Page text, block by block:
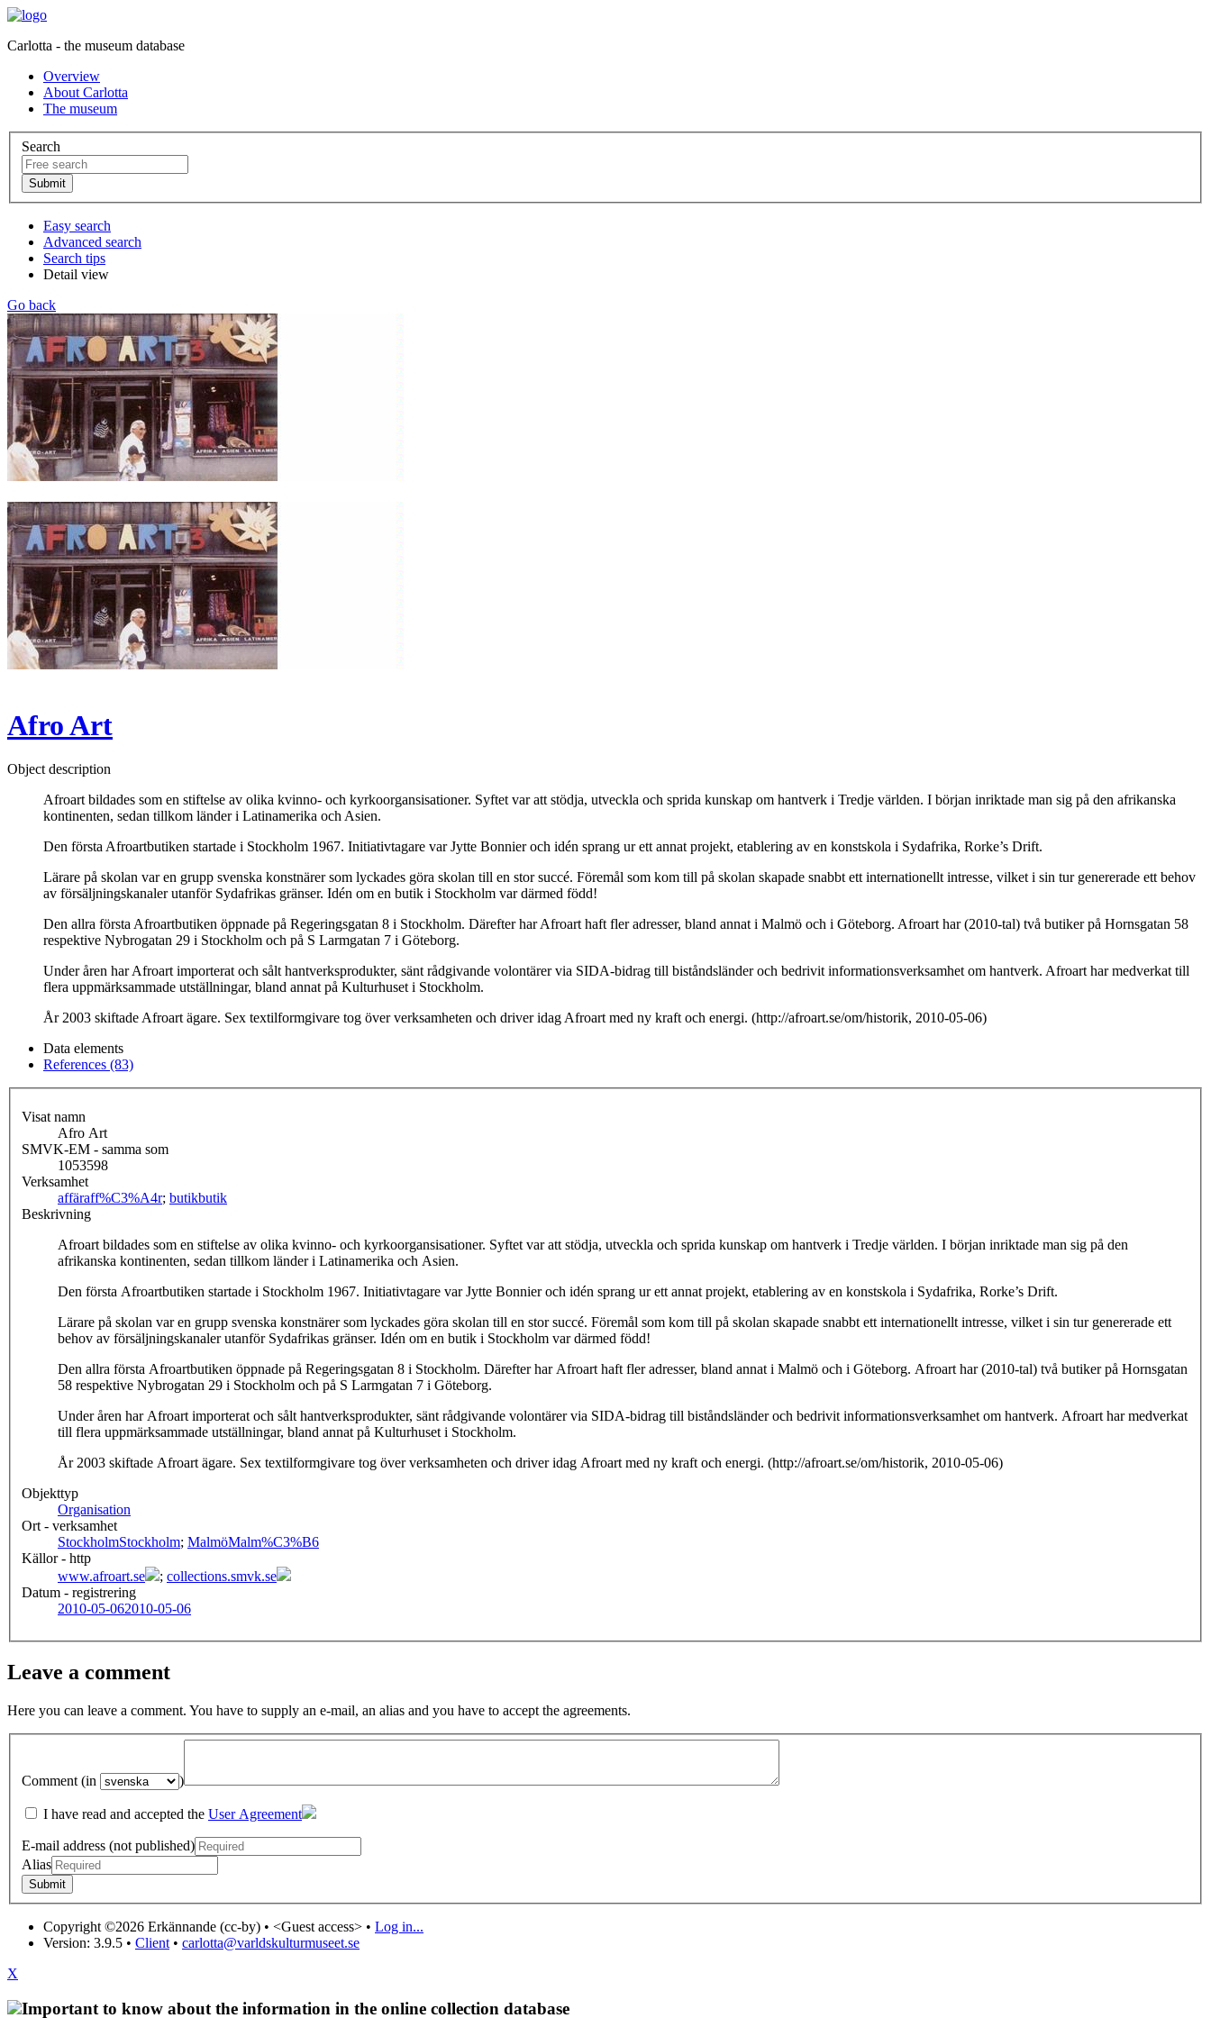
Carlotta - the museum database
Overview
About Carlotta
The museum
Search
Easy search
Advanced search
Search tips
Detail view
Go back
Afro Art
Object description
Afroart bildades som en stiftelse av olika kvinno- och kyrkoorgansisationer. Syftet var att stödja, utveckla och sprida kunskap om hantverk i Tredje världen. I början inriktade man sig på den afrikanska
kontinenten, sedan tillkom länder i Latinamerika och Asien.
Den första Afroartbutiken startade i Stockholm 1967. Initiativtagare var Jytte Bonnier och idén sprang ur ett annat projekt, etablering av en konstskola i Sydafrika, Rorke’s Drift.
Lärare på skolan var en grupp svenska konstnärer som lyckades göra skolan till en stor succé. Föremål som kom till på skolan skapade snabbt ett internationellt intresse, vilket i sin tur genererade ett behov
av försäljningskanaler utanför Sydafrikas gränser. Idén om en butik i Stockholm var därmed född!
Den allra första Afroartbutiken öppnade på Regeringsgatan 8 i Stockholm. Därefter har Afroart haft fler adresser, bland annat i Malmö och i Göteborg. Afroart har (2010-tal) två butiker på Hornsgatan 58
respektive Nybrogatan 29 i Stockholm och på S Larmgatan 7 i Göteborg.
Under åren har Afroart importerat och sålt hantverksprodukter, sänt rådgivande volontärer via SIDA-bidrag till biståndsländer och bedrivit informationsverksamhet om hantverk. Afroart har medverkat till
flera uppmärksammade utställningar, bland annat på Kulturhuset i Stockholm.
År 2003 skiftade Afroart ägare. Sex textilformgivare tog över verksamheten och driver idag Afroart med ny kraft och energi. (http://afroart.se/om/historik, 2010-05-06)
Data elements
References (83)
Visat namn
Afro Art
SMVK-EM - samma som
1053598
Verksamhet
affäraff%C3%A4r; butikbutik
Beskrivning
Afroart bildades som en stiftelse av olika kvinno- och kyrkoorgansisationer. Syftet var att stödja, utveckla och sprida kunskap om hantverk i Tredje världen. I början inriktade man sig på den
afrikanska kontinenten, sedan tillkom länder i Latinamerika och Asien.
Den första Afroartbutiken startade i Stockholm 1967. Initiativtagare var Jytte Bonnier och idén sprang ur ett annat projekt, etablering av en konstskola i Sydafrika, Rorke’s Drift.
Lärare på skolan var en grupp svenska konstnärer som lyckades göra skolan till en stor succé. Föremål som kom till på skolan skapade snabbt ett internationellt intresse, vilket i sin tur genererade ett
behov av försäljningskanaler utanför Sydafrikas gränser. Idén om en butik i Stockholm var därmed född!
Den allra första Afroartbutiken öppnade på Regeringsgatan 8 i Stockholm. Därefter har Afroart haft fler adresser, bland annat i Malmö och i Göteborg. Afroart har (2010-tal) två butiker på Hornsgatan
58 respektive Nybrogatan 29 i Stockholm och på S Larmgatan 7 i Göteborg.
Under åren har Afroart importerat och sålt hantverksprodukter, sänt rådgivande volontärer via SIDA-bidrag till biståndsländer och bedrivit informationsverksamhet om hantverk. Afroart har medverkat
till flera uppmärksammade utställningar, bland annat på Kulturhuset i Stockholm.
År 2003 skiftade Afroart ägare. Sex textilformgivare tog över verksamheten och driver idag Afroart med ny kraft och energi. (http://afroart.se/om/historik, 2010-05-06)
Objekttyp
Organisation
Ort - verksamhet
StockholmStockholm; MalmöMalm%C3%B6
Källor - http
www.afroart.se
; collections.smvk.se
Datum - registrering
2010-05-062010-05-06
Leave a comment
Here you can leave a comment. You have to supply an e-mail, an alias and you have to accept the agreements.
Comment (in )
I have read and accepted the User Agreement
E-mail address (not published)
Alias
Copyright ©2026 Erkännande (cc-by) • <Guest access> • Log in...
Version: 3.9.5 • Client• carlotta@varldskulturmuseet.se
X
Important to know about the information in the online collection database